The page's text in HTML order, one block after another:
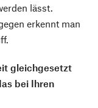
lässt.
erkennt man
gleichgesetzt
bei Ihren